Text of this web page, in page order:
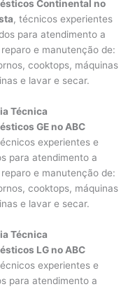
Continental no
, técnicos experientes
para atendimento a
e manutenção de:
cooktops, máquinas
e lavar e secar.
Técnica
GE no ABC
experientes e
para atendimento a
e manutenção de:
cooktops, máquinas
e lavar e secar.
Técnica
LG no ABC
experientes e
para atendimento a